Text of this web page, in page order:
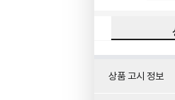
상품 고시 정보